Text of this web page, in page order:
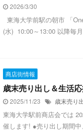
2026/3/30
東海大学前駅の朝市 「
(水) 10:00～13:00 以降毎
商店街情報
歳末売り出し＆生活
2025/11/23 歳末売り
東海大学駅前商店会では
催します! ●売り出し期間